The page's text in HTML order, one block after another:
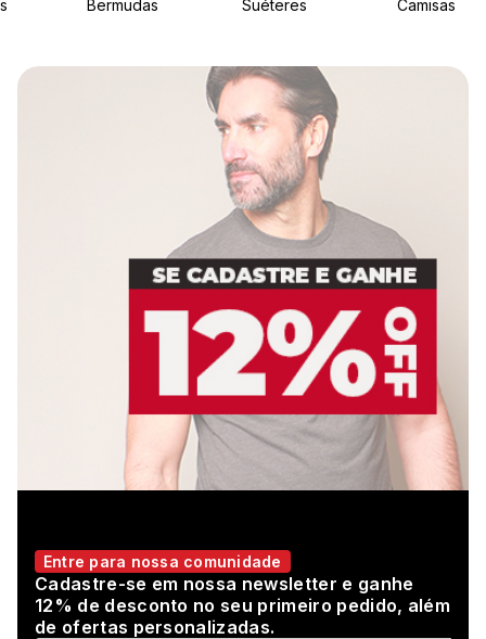
Bermudas Suéteres Camisas
Entre para nossa comunidade
Cadastre-se em nossa newsletter e ganhe
12% de desconto no seu primeiro pedido, além
de ofertas personalizadas.